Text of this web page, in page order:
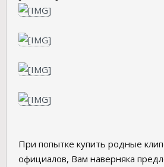
При попытке купить родные
официалов, Вам наверняка